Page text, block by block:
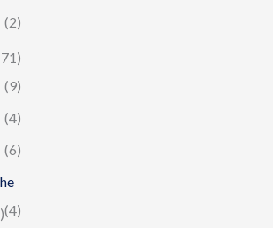
(2)
(9)
(4)
(6)
(4)